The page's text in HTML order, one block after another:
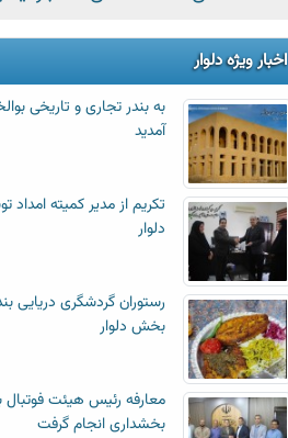
اخبار ویژه دلوار
به بندر تجاری و تاریخی
آمدید
تکریم از مدیر کمیته
دلوار
رستوران گردشگری دریایی
بخش دلوار
معارفه رئیس هیئت فوتبال
بخشداری انجام گرفت